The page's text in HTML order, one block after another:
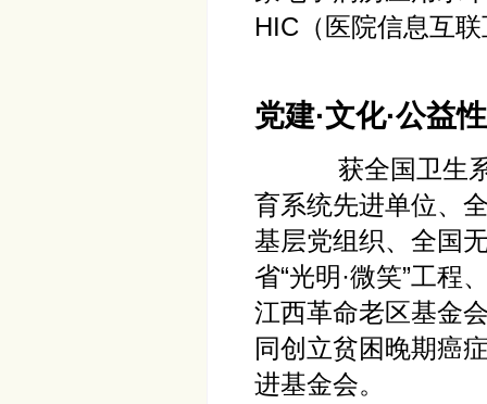
HIC（医院信息互
党建·文化·公益
获全国卫生系统
育系统先进单位、
基层党组织、全国
省“光明·微笑”工程
江西革命老区基金
同创立贫困晚期癌
进基金会。